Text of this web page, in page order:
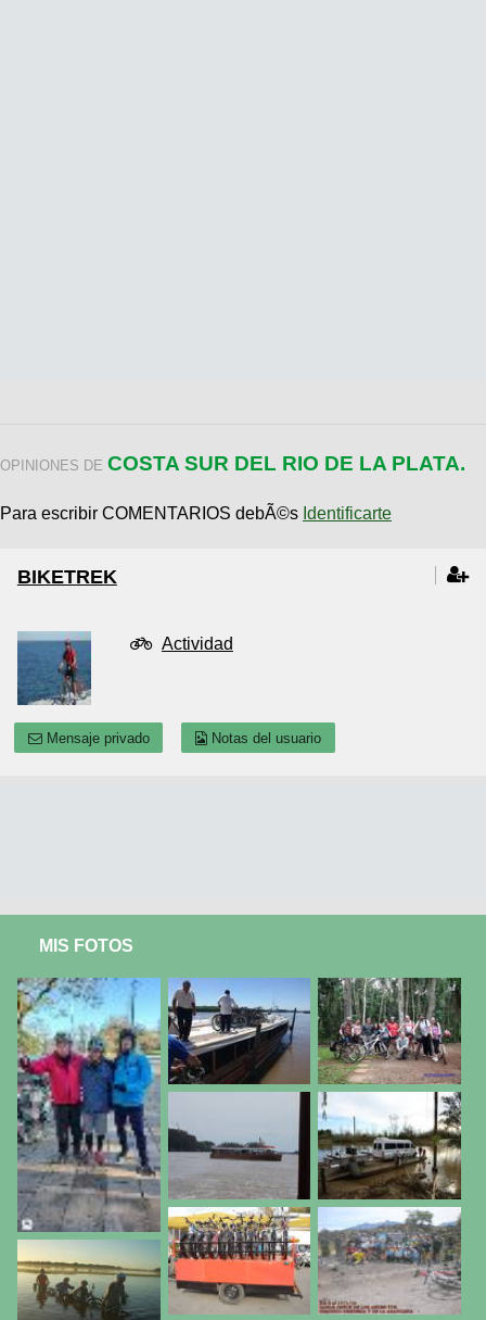
OPINIONES DE COSTA SUR DEL RIO DE LA PLATA.
Para escribir COMENTARIOS debÃ©s Identificarte
BIKETREK
Actividad
Mensaje privado Notas del usuario
MIS FOTOS